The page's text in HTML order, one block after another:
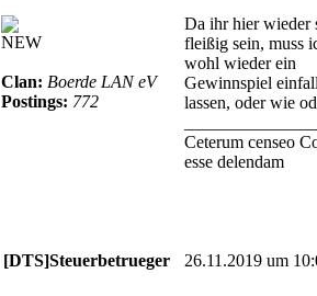
NEW
Clan: Boerde LAN eV
Postings: 772
Da ihr hier wieder
fleißig sein, muss
wohl wieder ein
Gewinnspiel
lassen, oder wie
Ceterum censeo
esse delendam
[DTS]Steuerbetrueger 26.11.2019 um